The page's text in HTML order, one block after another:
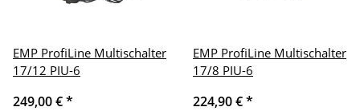
EMP ProfiLine Multischalter
17/12 PIU-6
249,00 €*
EMP ProfiLine Multischalter
17/8 PIU-6
224,90 €*